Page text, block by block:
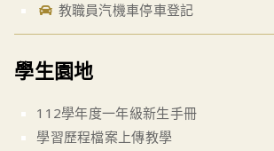
教職員汽機車停車登記
學生園地
112學年度一年級新生手冊
學習歷程檔案上傳教學